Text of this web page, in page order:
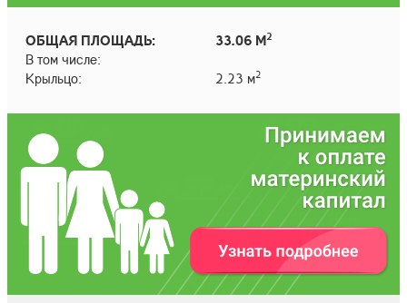
ОБЩАЯ ПЛОЩАДЬ: 33.06 М2
В том числе:
Крыльцо:
2.23 м2